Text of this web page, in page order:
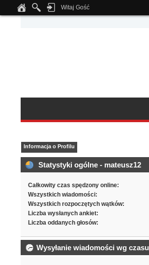
Notice: Undefined index: tapatalk_body_hook in
Witaj Gość
Informacja o Profilu
Statystyki ogólne - mateusz12
Całkowity czas spędzony online:
Wszystkich wiadomości:
Wszystkich rozpoczętych wątków:
Liczba wysłanych ankiet:
Liczba oddanych głosów:
Wysyłanie wiadomości wg czasu